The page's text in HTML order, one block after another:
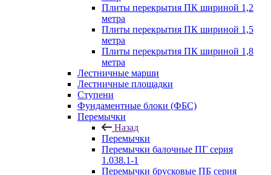
Плиты перекрытия ПК шириной 1,2
метра
Плиты перекрытия ПК шириной 1,5
метра
Плиты перекрытия ПК шириной 1,8
метра
Лестничные марши
Лестничные площадки
Ступени
Фундаментные блоки (ФБС)
Перемычки
Назад
Перемычки
Перемычки балочные ПГ серия
1.038.1-1
Перемычки брусковые ПБ серия